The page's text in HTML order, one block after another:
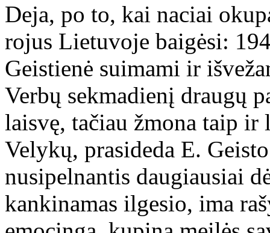
Deja, po to, kai naciai
rojus Lietuvoje baigėsi:
Geistienė suimami ir
Verbų sekmadienį draugų
laisvę, tačiau žmona taip
Velykų, prasideda E.
nusipelnantis daugiausiai
kankinamas ilgesio, ima